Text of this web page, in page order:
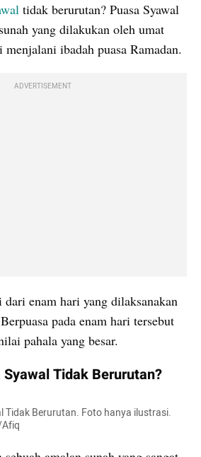
tidak berurutan? Puasa Syawal
yang dilakukan oleh umat
menjalani ibadah puasa Ramadan.
ADVERTISEMENT
dari enam hari yang dilaksanakan
pada enam hari tersebut
pahala yang besar.
Tidak Berurutan?
Tidak Berurutan. Foto hanya ilustrasi.